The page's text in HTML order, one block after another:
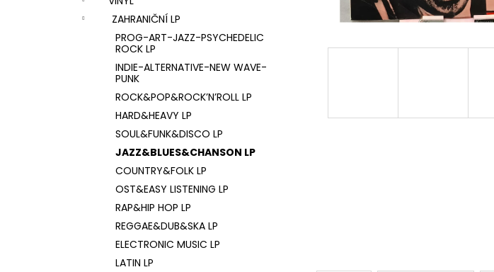
ZAHRANIČNÍ LP
PROG-ART-JAZZ-PSYCHEDELIC
ROCK LP
INDIE-ALTERNATIVE-NEW WAVE-
PUNK
ROCK&POP&ROCK’N’ROLL LP
HARD&HEAVY LP
SOUL&FUNK&DISCO LP
JAZZ&BLUES&CHANSON LP
COUNTRY&FOLK LP
OST&EASY LISTENING LP
RAP&HIP HOP LP
REGGAE&DUB&SKA LP
ELECTRONIC MUSIC LP
LATIN LP
U2 – THE JOSHUA TREE LP
1 290 Kč
MARTIN KRATOCHVÍL & JAZZ Q ‎–
HODOKVAS (FEASTING) LP